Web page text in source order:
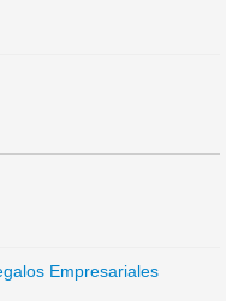
Empresariales